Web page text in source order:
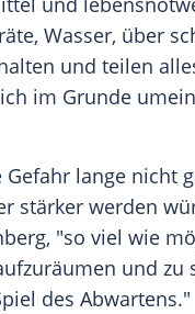
Wasser, über
und teilen
im Grunde
Gefahr lange nicht
stärker werden
"so viel wie
und zu
des Abwartens."